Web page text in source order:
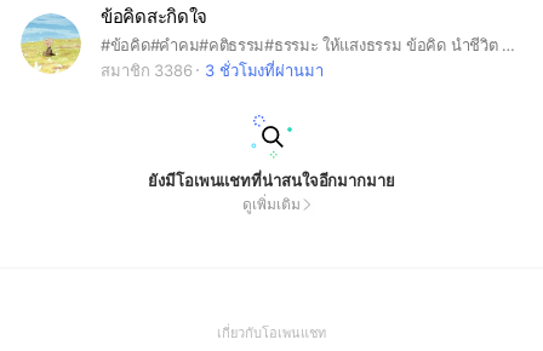
ข้อคิดสะกิดใจ
#ข้อคิด#คำคม#คติธรรม#ธรรมะ ให้แสงธรรม ข้อคิด นำชีวิต ต่อลมหายใจให้ก้าวเดิน พัฒนาตัวเองให้ดีขึ้นกว่าเดิม
สมาชิก 3386
3 ชั่วโมงที่ผ่านมา
ยังมีโอเพนแชทที่น่าสนใจอีกมากมาย
ดูเพิ่มเติม
เกี่ยวกับโอเพนแชท(Open